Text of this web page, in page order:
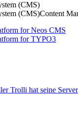
(CMS)
(CMS)Content
for Neos CMS
for TYPO3
Trolli hat seine